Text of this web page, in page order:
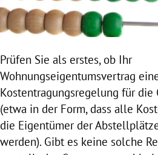
Prüfen Sie als erstes, ob Ihr
Wohnungseigentumsvertrag
Kostentragungsregelung für die
(etwa in der Form, dass alle
die Eigentümerder
werden). Gibt es keine solche